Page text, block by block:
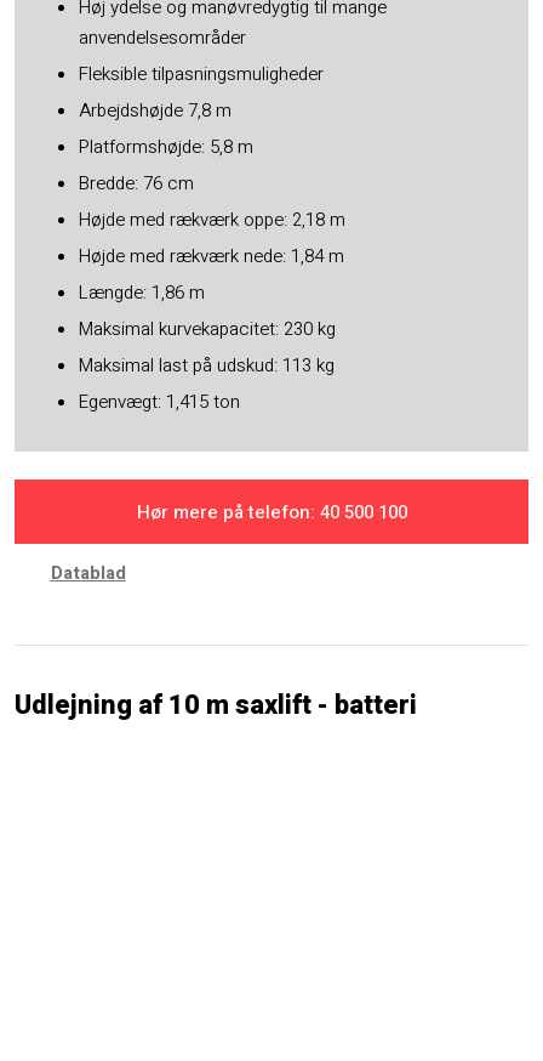
Høj ydelse og manøvredygtig til mange
anvendelsesområder
Fleksible tilpasningsmuligheder
Arbejdshøjde 7,8 m
Platformshøjde: 5,8 m
Bredde: 76 cm
Højde med rækværk oppe: 2,18 m
Højde med rækværk nede: 1,84 m
Længde: 1,86 m
Maksimal kurvekapacitet: 230 kg
Maksimal last på udskud: 113 kg
Egenvægt: 1,415 ton
Hør mere på telefon: ​40 500 100
Datablad
Udlejning af 10 m saxlift - batteri